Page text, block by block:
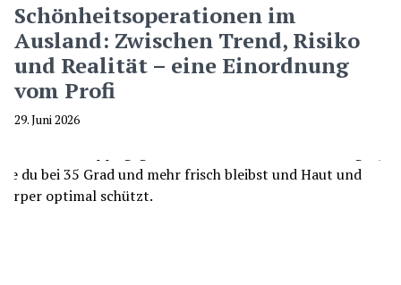
Schönheitsoperationen im
Ausland: Zwischen Trend, Risiko
und Realität – eine Einordnung
vom Profi
29. Juni 2026